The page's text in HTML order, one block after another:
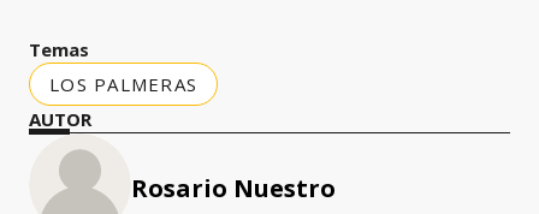
Temas
LOS PALMERAS
AUTOR
Rosario Nuestro